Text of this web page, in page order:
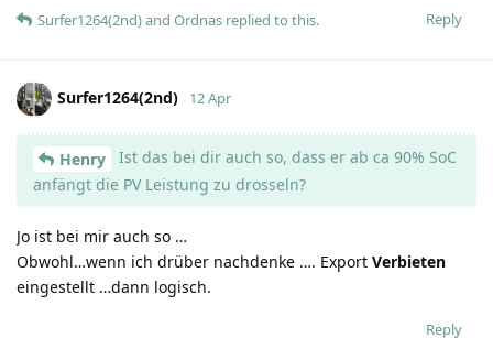
Reply
Surfer1264(2nd)and Ordnas replied to this.
Surfer1264(2nd) 12 Apr
Henry
Ist das bei dir auch so, dass er ab ca 90% SoC
anfängt die PV Leistung zu drosseln?
Jo ist bei mir auch so …
Obwohl…wenn ich drüber nachdenke …. Export Verbieten
eingestellt …dann logisch.
Reply